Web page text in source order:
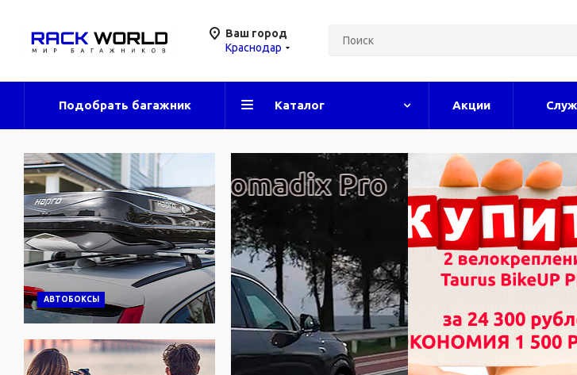
Ваш город
Краснодар
Подобрать багажник Каталог Акции
АВТОБОКСЫ